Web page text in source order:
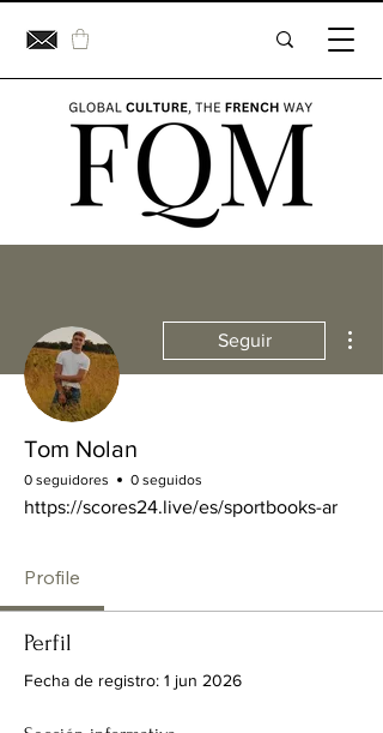
Seguir
Tom Nolan
0 seguidores 0 seguidos
https://scores24.live/es/sportbooks-ar
Profile
Perfil
Fecha de registro: 1 jun 2026